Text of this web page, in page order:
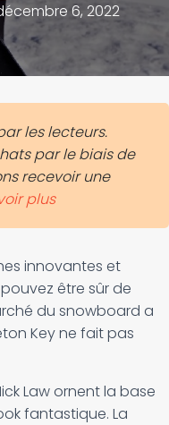
G
T
6, 2022
les lecteurs.
par le biais de
recevoir une
plus
innovantes et
être sûr de
du snowboard a
Key ne fait pas
Law ornent la base
fantastique. La